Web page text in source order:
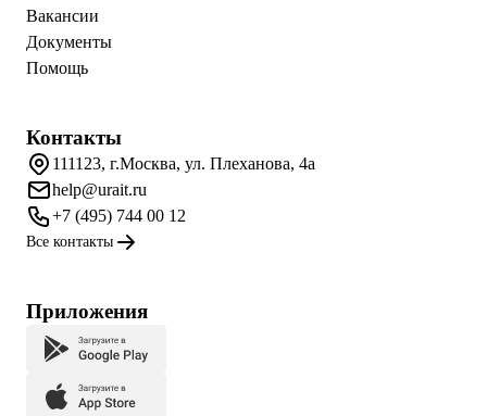
Вакансии
Документы
Помощь
Контакты
111123, г.Москва, ул. Плеханова, 4а
help@urait.ru
+7 (495) 744 00 12
Все контакты
Приложения